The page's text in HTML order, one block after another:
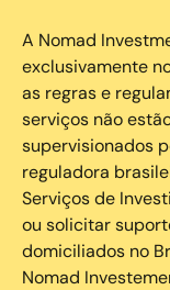
A Nomad
exclusivamente
as regras e
serviços não
supervisionados
reguladora
Serviços de
ou solicitar
domiciliados no
Nomad